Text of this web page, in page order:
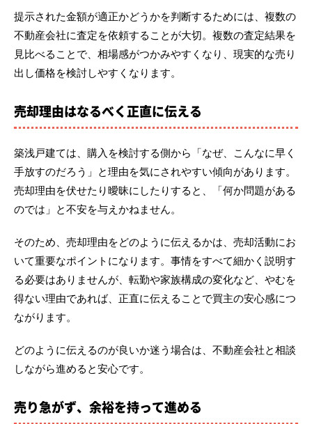
提示された金額が適正かどうかを判断するためには、複数の
不動産会社に査定を依頼することが大切。複数の査定結果を
見比べることで、相場感がつかみやすくなり、現実的な売り
出し価格を検討しやすくなります。
売却理由はなるべく正直に伝える
築浅戸建ては、購入を検討する側から「なぜ、こんなに早く
手放すのだろう」と理由を気にされやすい傾向があります。
売却理由を伏せたり曖昧にしたりすると、「何か問題がある
のでは」と不安を与えかねません。
そのため、売却理由をどのように伝えるかは、売却活動にお
いて重要なポイントになります。事情をすべて細かく説明す
る必要はありませんが、転勤や家族構成の変化など、やむを
得ない理由であれば、正直に伝えることで買主の安心感につ
ながります。
どのように伝えるのが良いか迷う場合は、不動産会社と相談
しながら進めると安心です。
売り急がず、余裕を持って進める